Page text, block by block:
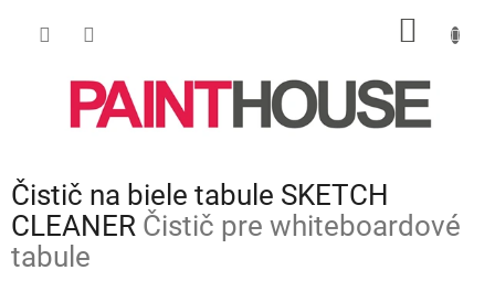
Čistič na biele tabule SKETCH
CLEANER Čistič pre whiteboardové
tabule